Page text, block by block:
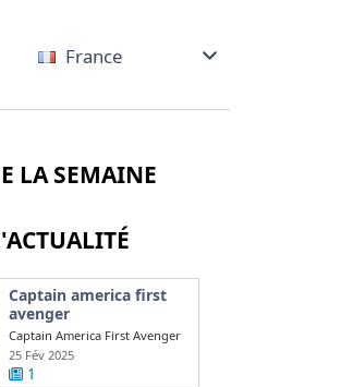
France
LA SEMAINE
Captain america first
avenger
Captain America First Avenger
: qui joue la version maigre de
Chris ...
25 Fév 2025
1